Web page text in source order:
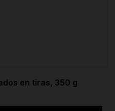
en tiras, 350 g